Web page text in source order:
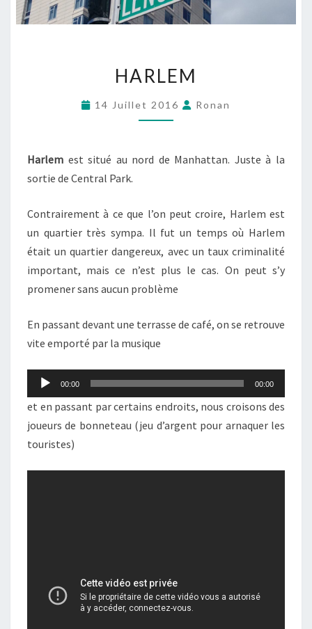
HARLEM
14 Juillet 2016 Ronan
Harlem est situé au nord de Manhattan. Juste à la
sortie de Central Park.
Contrairement à ce que l’on peut croire, Harlem est
un quartier très sympa. Il fut un temps où Harlem
était un quartier dangereux, avec un taux criminalité
important, mais ce n’est plus le cas. On peut s’y
promener sans aucun problème
En passant devant une terrasse de café, on se retrouve
vite emporté par la musique
Lecteur
audio
00:00 00:00
et en passant par certains endroits, nous croisons des
joueurs de bonneteau (jeu d’argent pour arnaquer les
touristes)